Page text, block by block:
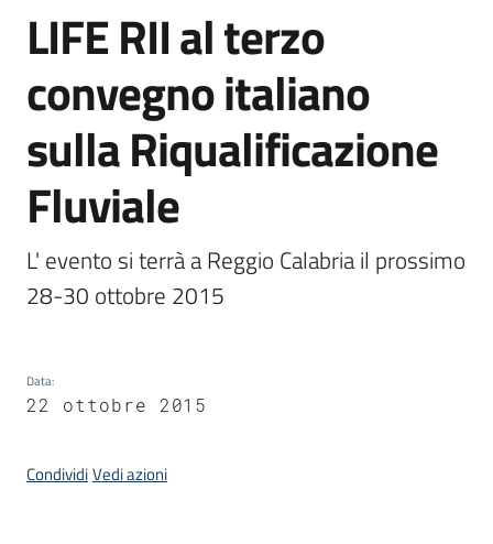
Salta al contenuto
LIFE RII al terzo
convegno italiano
sulla Riqualificazione
Fluviale
L' evento si terrà a Reggio Calabria il prossimo
28-30 ottobre 2015
Data:
22 ottobre 2015
CondividiVedi azioni